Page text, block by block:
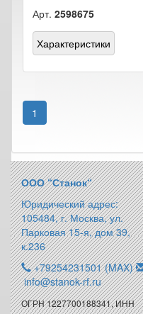
Арт. 2598675
Характеристики
1
ООО “Станок“
Юридический адрес:
105484, г. Москва, ул.
Парковая 15-я, дом 39,
к.236
+79254231501 (MAX)
info@stanok-rf.ru
ОГРН 1227700188341, ИНН